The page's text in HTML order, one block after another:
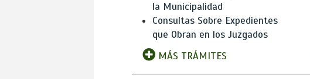
la Municipalidad
Consultas Sobre Expedientes
que Obran en los Juzgados
MÁS TRÁMITES